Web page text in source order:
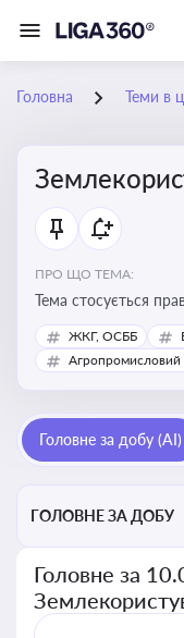
Головна Теми в
ПРО ЩО ТЕМА:
Тема стосується
землею, зокрема
користування
ЖКГ, ОСББ
Агропромисловий
Головне за добу (AI)
ГОЛОВНЕ ЗА ДОБУ
Головне за